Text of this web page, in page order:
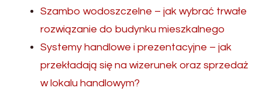
Szambo wodoszczelne – jak wybrać trwałe
rozwiązanie do budynku mieszkalnego
Systemy handlowe i prezentacyjne – jak
przekładają się na wizerunek oraz sprzedaż
w lokalu handlowym?